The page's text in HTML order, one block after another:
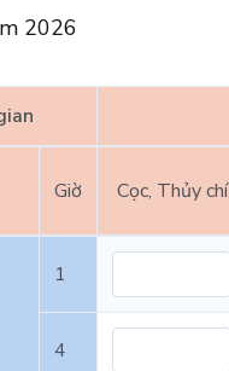
2026
Giờ Cọc, Thủy chí
1
4